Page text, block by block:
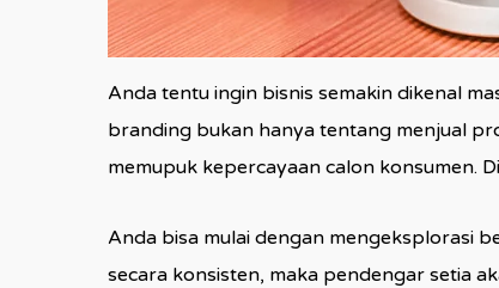
Anda tentu ingin bisnis semakin dikenal
branding bukan hanya tentang menjual
memupuk kepercayaan calon konsumen.
Anda bisa mulai dengan mengeksplorasi
secara konsisten, maka pendengar setia